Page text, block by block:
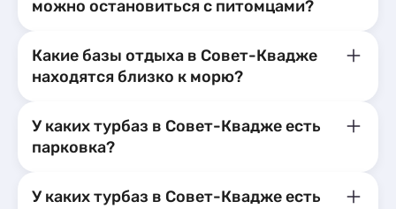
можно остановиться с питомцами?
Какие базы отдыха в Совет-Квадже
находятся близко к морю?
У каких турбаз в Совет-Квадже есть
парковка?
У каких турбаз в Совет-Квадже есть